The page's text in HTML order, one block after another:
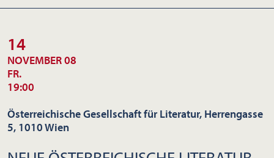
14
NOVEMBER 08
FR.
19:00
Österreichische Gesellschaft für Literatur, Herrengasse
5, 1010 Wien